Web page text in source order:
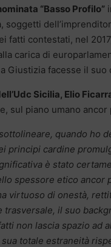
“Basso Profilo”
soggetti
fatti contestati, nel
carica di
Giustizia facesse il
Sicilia, Elio
sul piano umano
quando ho
principi cardine
è stato
spessore etico ancor
virtuoso di onestà,
il suo
non lascia spazio ad
totale estraneità